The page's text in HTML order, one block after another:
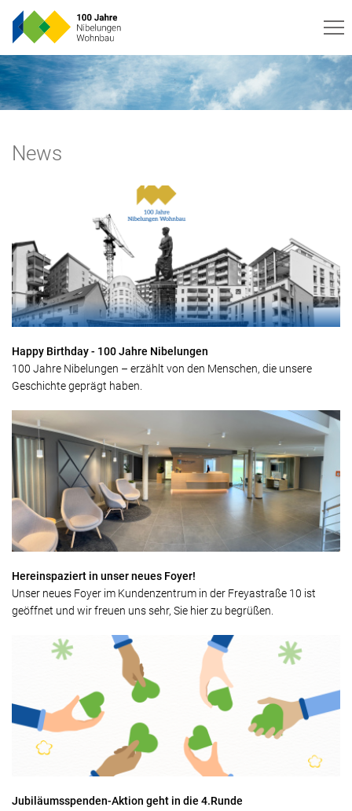
News
Happy Birthday - 100 Jahre Nibelungen
100 Jahre Nibelungen – erzählt von den Menschen, die unsere
Geschichte geprägt haben.
Hereinspaziert in unser neues Foyer!
Unser neues Foyer im Kundenzentrum in der Freyastraße 10 ist
geöffnet und wir freuen uns sehr, Sie hier zu begrüßen.
Jubiläumsspenden-Aktion geht in die 4.Runde